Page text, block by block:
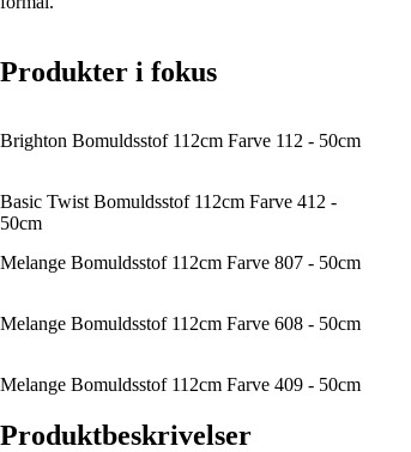
Produkter i fokus
Brighton Bomuldsstof 112cm Farve 112 - 50cm
Basic Twist Bomuldsstof 112cm Farve 412 -
50cm
Melange Bomuldsstof 112cm Farve 807 - 50cm
Melange Bomuldsstof 112cm Farve 608 - 50cm
Melange Bomuldsstof 112cm Farve 409 - 50cm
Produktbeskrivelser